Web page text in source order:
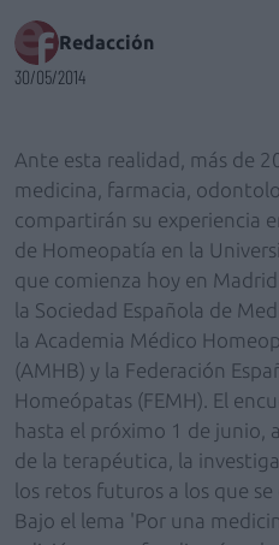
Redacción
30/05/2014
Ante esta realidad, más de
medicina, farmacia,
compartirán su experiencia
de Homeopatía en la
que comienza hoy en
la Sociedad Española de
la Academia Médico
(AMHB) y la Federación
Homeópatas (FEMH). El
hasta el próximo 1 de junio,
de la terapéutica, la
los retos futuros a los que se
Bajo el lema 'Por una